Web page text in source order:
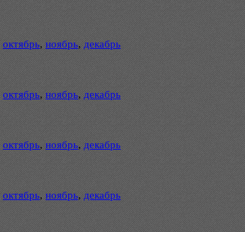
октябрь, ноябрь, декабрь
октябрь, ноябрь, декабрь
октябрь, ноябрь, декабрь
октябрь, ноябрь, декабрь